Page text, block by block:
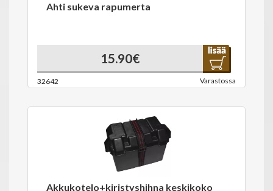
Ahti sukeva rapumerta
15.90€
32642 Varastossa
Akkukotelo+kiristyshihna keskikoko